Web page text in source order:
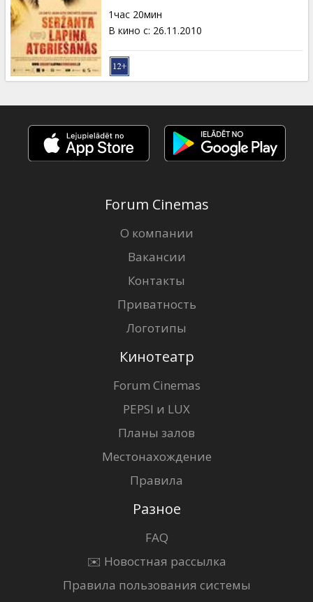
1час 20мин
В кино с: 26.11.2010
Forum Cinemas
О компании
Вакансии
Контакты
Приватность
Логотипы
Кинотеатр
Forum Cinemas
PEPSI и LUX
Планы залов
Местонахождение
Правила
Разное
FAQ
✉️ Новостная рассылка
Правила пользования системы